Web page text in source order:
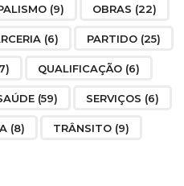
(9) OBRAS (22)
(6) PARTIDO (25)
QUALIFICAÇÃO (6)
(59) SERVIÇOS (6)
(8) TRÂNSITO (9)